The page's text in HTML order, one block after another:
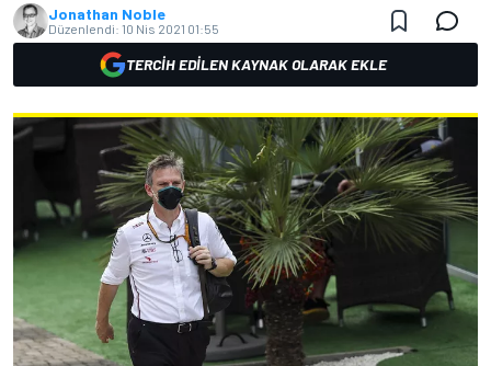
Jonathan Noble
Düzenlendi: 10 Nis 2021 01:55
TERCIH EDILEN KAYNAK OLARAK EKLE